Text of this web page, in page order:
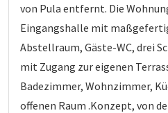
von Pula entfernt. Die
Eingangshalle mit
Abstellraum, Gäste-WC, drei
mit Zugang zur eigenen
Badezimmer, Wohnzimmer,
offenen Raum .Konzept, von